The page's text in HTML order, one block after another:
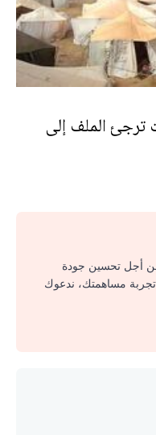
ترجئ الملف إلى
من أجل تحسين جودة
تجربة مساهمتك، ندعوك